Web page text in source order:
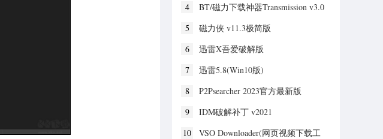
4
BT/磁力下载神器Transmission v3.0
5
磁力侠 v11.3极简版
6
迅雷X吾爱破解版
7
迅雷5.8(Win10版)
8
P2Psearcher 2023官方最新版
9
IDM破解补丁 v2021
10
VSO Downloader(网页视频下载工